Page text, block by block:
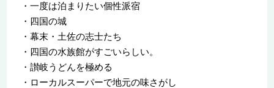
・一度は泊まりたい個性派宿
・四国の城
・幕末・土佐の志士たち
・四国の水族館がすごいらしい。
・讃岐うどんを極める
・ローカルスーパーで地元の味さがし